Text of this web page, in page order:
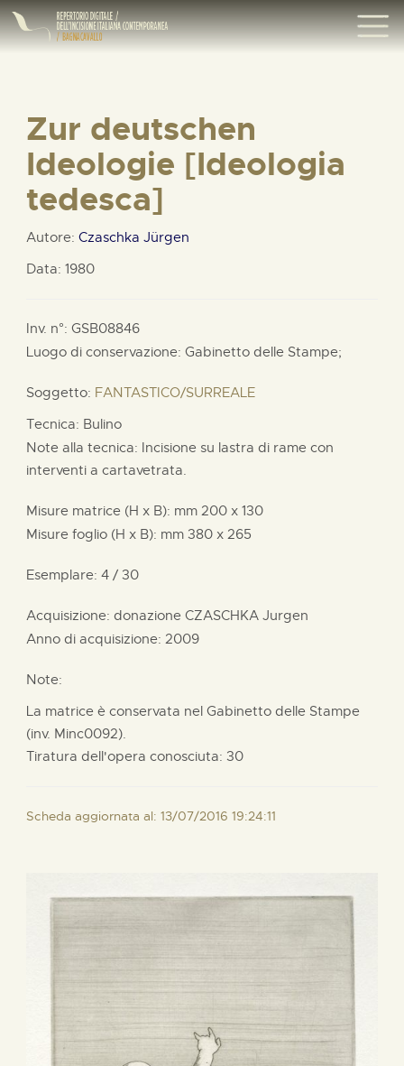
Zur deutschen
Ideologie [Ideologia
tedesca]
Autore: Czaschka Jürgen
Data: 1980
Inv. n°: GSB08846
Luogo di conservazione: Gabinetto delle Stampe;
Soggetto: FANTASTICO/SURREALE
Tecnica: Bulino
Note alla tecnica: Incisione su lastra di rame con
interventi a cartavetrata.
Misure matrice (H x B): mm 200 x 130
Misure foglio (H x B): mm 380 x 265
Esemplare: 4 / 30
Acquisizione: donazione CZASCHKA Jurgen
Anno di acquisizione: 2009
Note:
La matrice è conservata nel Gabinetto delle Stampe
(inv. Minc0092).
Tiratura dell'opera conosciuta: 30
Scheda aggiornata al: 13/07/2016 19:24:11